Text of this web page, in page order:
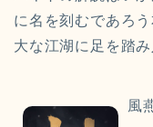
に名を刻むであろ
大な江湖に足を踏
風